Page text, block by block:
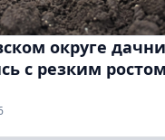
округе
с резким